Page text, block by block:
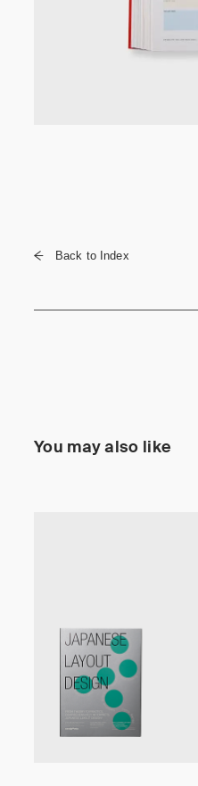
Back to Index
You may also like